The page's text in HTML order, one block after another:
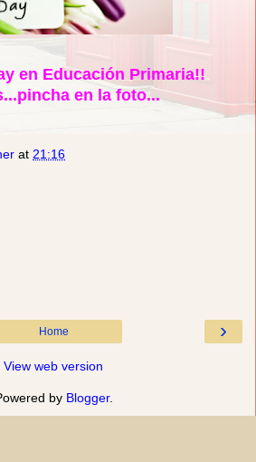
en Educación Primaria!!
en la foto...
at 21:16
›
Home
View web version
by Blogger.